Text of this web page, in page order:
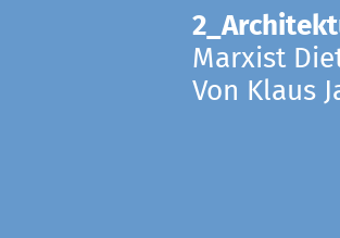
Marxist
Von Klaus